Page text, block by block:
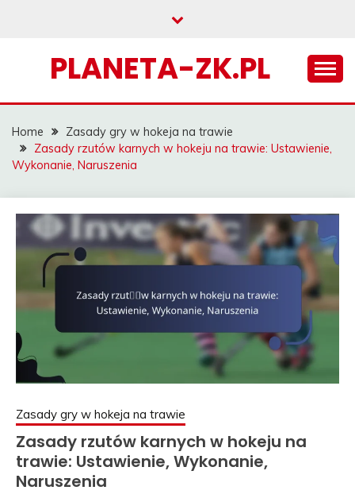
PLANETA-ZK.PL
Home
Zasady gry w hokeja na trawie
Zasady rzutów karnych w hokeju na trawie: Ustawienie,
Wykonanie, Naruszenia
Zasady gry w hokeja na trawie
Zasady rzutów karnych w hokeju na
trawie: Ustawienie, Wykonanie,
Naruszenia